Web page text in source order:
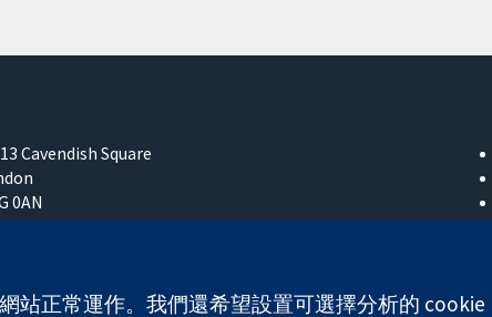
Cavendish Square
0AN
Kingdom
站正常運作。我們還希望設置可選擇分析的